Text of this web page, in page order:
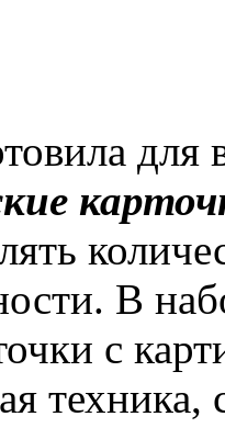
для
В
с
техника,